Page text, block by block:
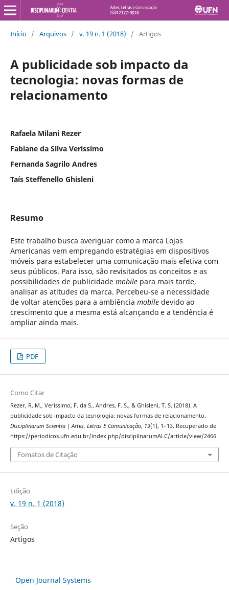
Início / Arquivos / v. 19 n. 1 (2018) / Artigos
A publicidade sob impacto da
tecnologia: novas formas de
relacionamento
Rafaela Milani Rezer
Fabiane da Silva Verissimo
Fernanda Sagrilo Andres
Taís Steffenello Ghisleni
Resumo
Este trabalho busca averiguar como a marca Lojas
Americanas vem empregando estratégias em dispositivos
móveis para estabelecer uma comunicação mais efetiva com
seus públicos. Para isso, são revisitados os conceitos e as
possibilidades de publicidade mobilepara mais tarde,
analisar as atitudes da marca. Percebeu-se a necessidade
de voltar atenções para a ambiência mobiledevido ao
crescimento que a mesma está alcançando e a tendência é
ampliar ainda mais.
PDF
Como Citar
Rezer, R. M., Verissimo, F. da S., Andres, F. S., & Ghisleni, T. S. (2018). A
publicidade sob impacto da tecnologia: novas formas de relacionamento.
Disciplinarum Scientia | Artes, Letras E Comunicação, 19(1), 1–13. Recuperado de
https://periodicos.ufn.edu.br/index.php/disciplinarumALC/article/view/2466
Fomatos de Citação
Edição
v. 19 n. 1 (2018)
Seção
Artigos
Open Journal Systems